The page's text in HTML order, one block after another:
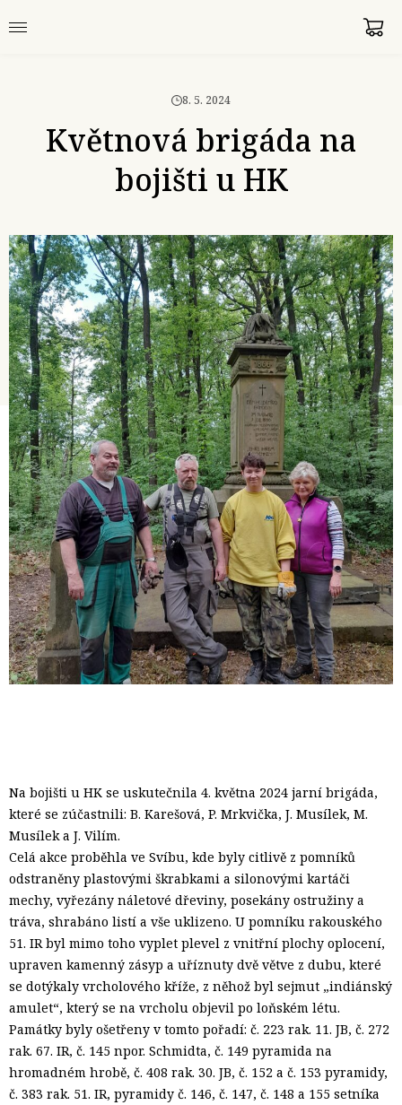
8. 5. 2024
Květnová brigáda na
bojišti u HK
Na bojišti u HK se uskutečnila 4. května 2024 jarní brigáda,
které se zúčastnili: B. Karešová, P. Mrkvička, J. Musílek, M.
Musílek a J. Vilím.
Celá akce proběhla ve Svíbu, kde byly citlivě z pomníků
odstraněny plastovými škrabkami a silonovými kartáči
mechy, vyřezány náletové dřeviny, posekány ostružiny a
tráva, shrabáno listí a vše uklizeno. U pomníku rakouského
51. IR byl mimo toho vyplet plevel z vnitřní plochy oplocení,
upraven kamenný zásyp a uříznuty dvě větve z dubu, které
se dotýkaly vrcholového kříže, z něhož byl sejmut „indiánský
amulet“, který se na vrcholu objevil po loňském létu.
Památky byly ošetřeny v tomto pořadí: č. 223 rak. 11. JB, č. 272
rak. 67. IR, č. 145 npor. Schmidta, č. 149 pyramida na
hromadném hrobě, č. 408 rak. 30. JB, č. 152 a č. 153 pyramidy,
č. 383 rak. 51. IR, pyramidy č. 146, č. 147, č. 148 a 155 setníka